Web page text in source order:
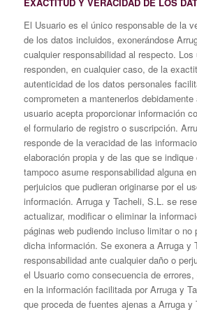
El Usuario es el único responsable de la
de los datos incluidos, exonerándose
cualquier responsabilidad al respecto.
responden, en cualquier caso, de la
autenticidad de los datos personales
comprometen a mantenerlos
usuario acepta proporcionar información
el formulario de registro o suscripción.
responde de la veracidad de las
elaboración propia y de las que se
tampoco asume responsabilidad alguna
perjuicios que pudieran originarse por el
información. Arruga y Tacheli, S.L. se
actualizar, modificar o eliminar la
páginas web pudiendo incluso limitar o no
dicha información. Se exonera a Arruga y
responsabilidad ante cualquier daño o
el Usuario como consecuencia de
en la información facilitada por Arruga y
que proceda de fuentes ajenas a Arruga y